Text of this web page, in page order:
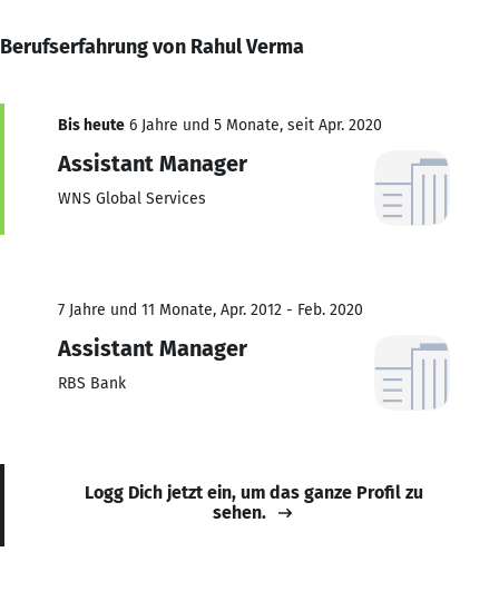
Berufserfahrung von Rahul Verma
Bis heute 6 Jahre und 5 Monate, seit Apr. 2020
Assistant Manager
WNS Global Services
7 Jahre und 11 Monate, Apr. 2012 - Feb. 2020
Assistant Manager
RBS Bank
Logg Dich jetzt ein, um das ganze Profil zu
sehen.